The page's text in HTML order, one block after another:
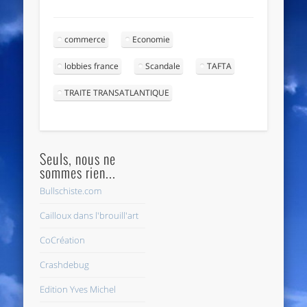
commerce Economie
lobbies france Scandale TAFTA
TRAITE TRANSATLANTIQUE
Seuls, nous ne
sommes rien...
Bullschiste.com
Cailloux dans l'brouill'art
CoCréation
Crashdebug
Edition Yves Michel